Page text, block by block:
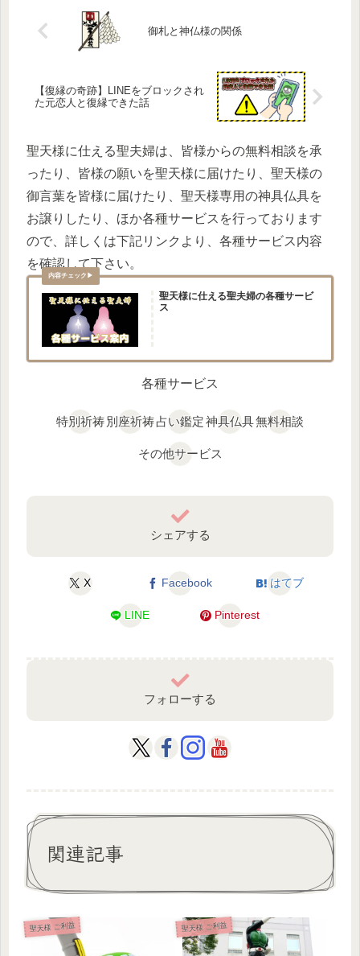
御札と神仏様の関係
【復縁の奇跡】LINEをブロックされ
た元恋人と復縁できた話
聖天様に仕える聖夫婦は、皆様からの無料相談を承
ったり、皆様の願いを聖天様に届けたり、聖天様の
御言葉を皆様に届けたり、聖天様専用の神具仏具を
お譲りしたり、ほか各種サービスを行っております
ので、詳しくは下記リンクより、各種サービス内容
を確認して下さい。
聖天様に仕える聖夫婦の各種サービ
ス
各種サービス
特別祈祷別座祈祷占い鑑定神具仏具無料相談
その他サービス
シェアする
X Facebook はてブ
LINE Pinterest
フォローする
関連記事
聖天様 ご利益 聖天様 ご利益